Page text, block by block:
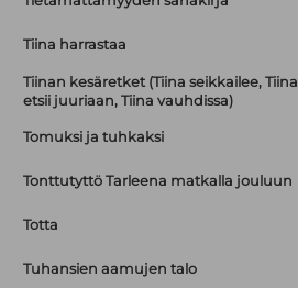
Tiina harrastaa
Tiinan kesäretket (Tiina seikkailee, Tiina
etsii juuriaan, Tiina vauhdissa)
Tomuksi ja tuhkaksi
Tonttutyttö Tarleena matkalla jouluun
Totta
Tuhansien aamujen talo